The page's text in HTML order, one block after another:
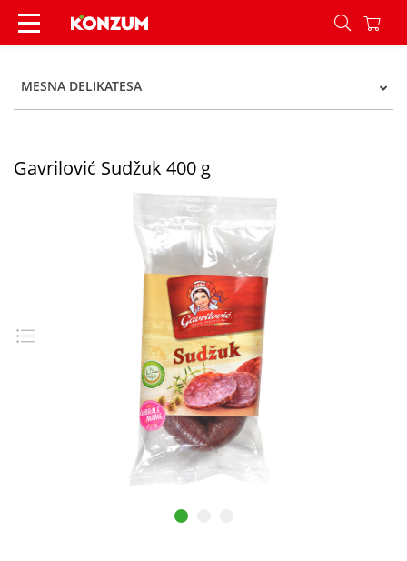
Gavrilović Sudžuk 400 g - Konzum
MESNA DELIKATESA
Gavrilović Sudžuk 400 g